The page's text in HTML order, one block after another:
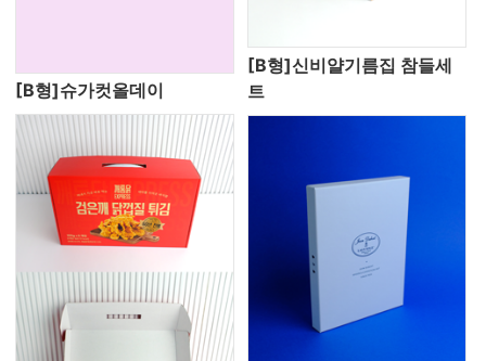
[B형]슈가컷올데이
[B형]신비얄기름집 참들세
트